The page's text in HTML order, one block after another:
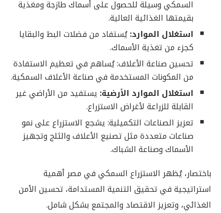
السمكي وسيلة للحصول على أسماك طازجة ومغذية
بقيمتها الغذائية العالية.
استغلال الموارد:يُستفاد من فضلات البط والبقايا
كجزء من تغذية الأسماك.
تحسين صناعة الأعلاف: يُساهم في تعظيم الاستفادة
من المكونات المستخدمة في صناعة الأعلاف السمكية.
استغلال الموارد الأرضية: يستفيد من الأراضي غير
القابلة للزراعة لأغراض الاستزراع.
تعزيز الصناعات التكميلية: يشجع الاستزراع على نمو
صناعات متعددة مثل تصنيع الأعلاف والثلج وتجهيز
الأسماك وصناعة الشباك.
باختصار، يُظهر الاستزراع السمكي في مصر أهمية
استراتيجية في تحقيق التنمية المستدامة، تحسين الأمن
الغذائي، وتعزيز الاقتصاد والمجتمع بشكل شامل.